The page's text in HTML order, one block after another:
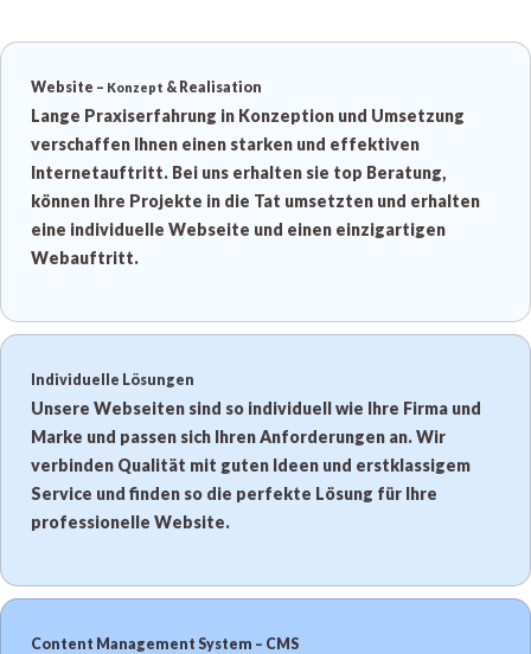
Website – Konzept & Realisation
Lange Praxiserfahrung in Konzeption und Umsetzung
verschaffen Ihnen einen starken und effektiven
Internetauftritt. Bei uns erhalten sie top Beratung,
können Ihre Projekte in die Tat umsetzten und erhalten
eine individuelle Webseite und einen einzigartigen
Webauftritt.
Individuelle Lösungen
Unsere Webseiten sind so individuell wie Ihre Firma und
Marke und passen sich Ihren Anforderungen an. Wir
verbinden Qualität mit guten Ideen und erstklassigem
Service und finden so die perfekte Lösung für Ihre
professionelle Website.
Content Management System – CMS